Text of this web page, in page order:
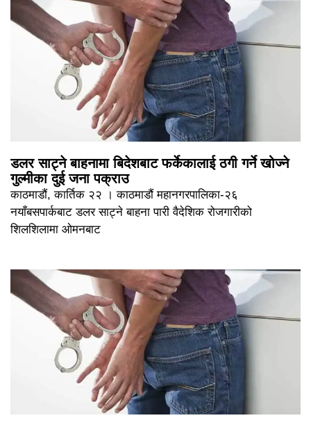
डलर साट्ने बाहनामा बिदेशबाट फर्केकालाई ठगी गर्ने खोज्ने
गुल्मीका दुई जना पक्राउ
काठमाडौं, कार्तिक २२ । काठमाडौं महानगरपालिका-२६
नयाँबसपार्कबाट डलर साट्ने बाहना पारी वैदेशिक रोजगारीको
शिलशिलामा ओमनबाट